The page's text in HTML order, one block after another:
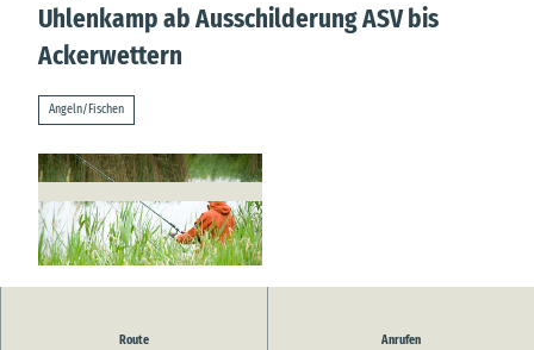
Uhlenkamp ab Ausschilderung ASV bis
Ackerwettern
Angeln/Fischen
Route Anrufen
Der Neuhaus-Bülkauer Kanal ist ein ca. 12 Kilometer langer